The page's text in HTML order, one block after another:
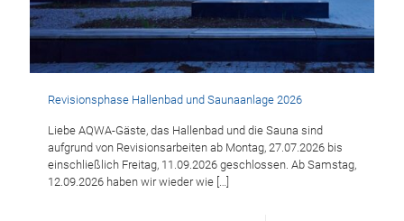
Revisionsphase Hallenbad und Saunaanlage 2026
Liebe AQWA-Gäste, das Hallenbad und die Sauna sind
aufgrund von Revisionsarbeiten ab Montag, 27.07.2026 bis
einschließlich Freitag, 11.09.2026 geschlossen. Ab Samstag,
12.09.2026 haben wir wieder wie